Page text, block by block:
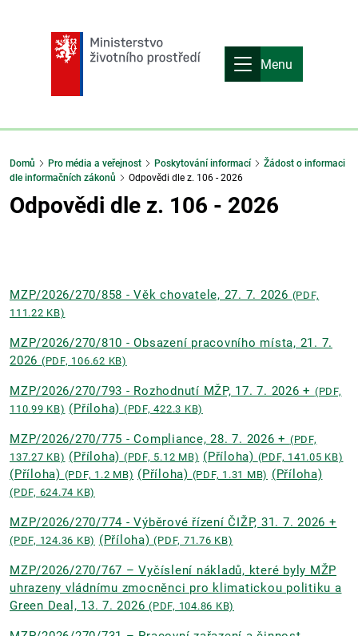
Menu
Domů Pro média a veřejnost Poskytování informací
Žádost o informaci
dle informačních zákonů
Odpovědi dle z. 106 - 2026
Odpovědi dle z. 106 - 2026
MZP/2026/270/858 - Věk chovatele, 27. 7. 2026 (PDF,
111.22 KB)
MZP/2026/270/810 - Obsazení pracovního místa, 21. 7.
2026 (PDF, 106.62 KB)
MZP/2026/270/793 - Rozhodnutí MŽP, 17. 7. 2026 + (PDF,
110.99 KB) (Příloha) (PDF, 422.3 KB)
MZP/2026/270/775 - Compliance, 28. 7. 2026 + (PDF,
137.27 KB) (Příloha) (PDF, 5.12 MB) (Příloha) (PDF, 141.05 KB)
(Příloha) (PDF, 1.2 MB) (Příloha) (PDF, 1.31 MB) (Příloha)
(PDF, 624.74 KB)
MZP/2026/270/774 - Výběrové řízení ČIŽP, 31. 7. 2026 +
(PDF, 124.36 KB) (Příloha)(PDF, 71.76 KB)
MZP/2026/270/767 – Vyčíslení nákladů, které byly MŽP
uhrazeny vládnímu zmocněnci pro klimatickou politiku a
Green Deal, 13. 7. 2026 (PDF, 104.86 KB)